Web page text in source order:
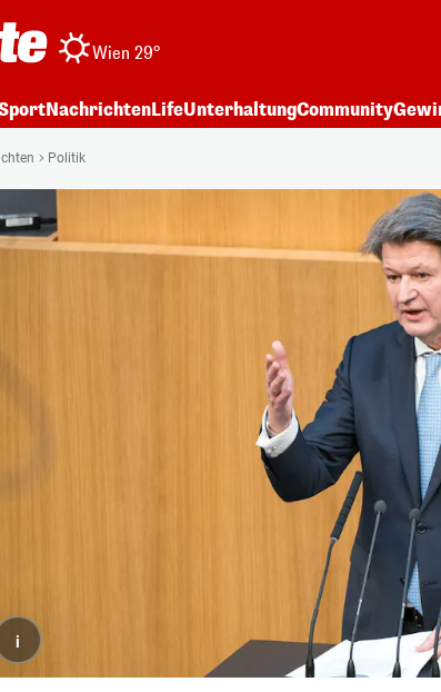
Wien 29°
NachrichtenLifeUnterhaltungCommunity
Politik
i